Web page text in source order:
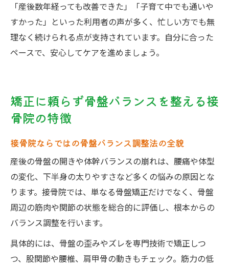
「産後数年経っても改善できた」「子育て中でも通いや
すかった」といった利用者の声が多く、忙しい方でも無
理なく続けられる点が支持されています。自分に合った
ペースで、安心してケアを進めましょう。
矯正に頼らず骨盤バランスを整える接
骨院の特徴
接骨院ならではの骨盤バランス調整法の全貌
産後の骨盤の開きや体幹バランスの崩れは、腰痛や体型
の変化、下半身の太りやすさなど多くの悩みの原因とな
ります。接骨院では、単なる骨盤矯正だけでなく、骨盤
周辺の筋肉や関節の状態を総合的に評価し、根本からの
バランス調整を行います。
具体的には、骨盤の歪みやズレを専門技術で矯正しつ
つ、股関節や腰椎、肩甲骨の動きもチェック。筋力の低